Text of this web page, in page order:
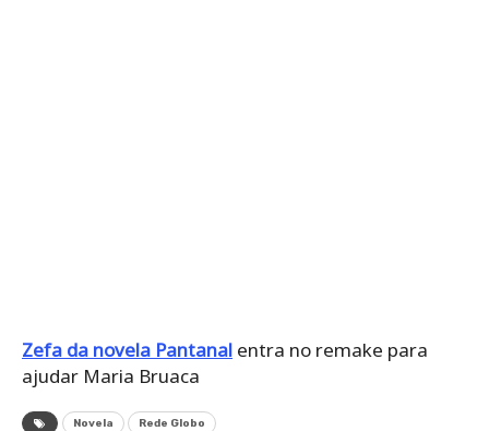
Zefa da novela Pantanal entra no remake para
ajudar Maria Bruaca
Novela Rede Globo